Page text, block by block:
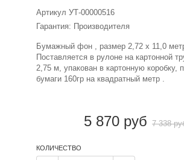
Артикул УТ-00000516
Гарантия: Производителя
Бумажный фон , размер 2,72 х 11,0
Поставляется в рулоне на картонной
2,75 м, упакован в картонную коробку,
бумаги 160гр на квадратный метр .
5 870 руб 7 338
КОЛИЧЕСТВО